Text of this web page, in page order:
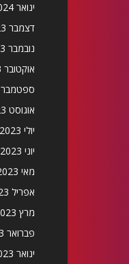
ינואר 2024
דצמבר 2023
נובמבר 2023
אוקטובר 2023
ספטמבר 2023
אוגוסט 2023
יולי 2023
יוני 2023
מאי 2023
אפריל 2023
מרץ 2023
פברואר 2023
ינואר 2023